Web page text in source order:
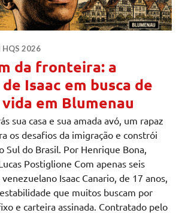
HQS 2026
da fronteira: a
Isaac em busca de
em Blumenau
sua casa e sua amada avó, um rapaz
os desafios da imigração e constrói
Sul do Brasil. Por Henrique Bona,
Postiglione Com apenas seis
Isaac Canario, de 17 anos,
que muitos buscam por
e carteira assinada. Contratado pelo